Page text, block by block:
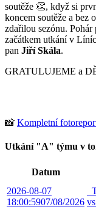
soutěže 👏, když si
koncem soutěže a bez
zdařilou sezónu.
začátkem utkání v
pan Jiří Skála.
GRATULUJEME a
📸 Kompletní
Utkání "A" týmu v
Datum
2026-08-07
18:00:5907/08/2026